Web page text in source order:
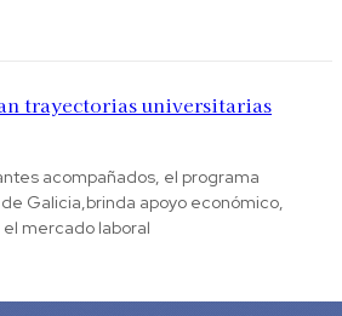
trayectorias universitarias
acompañados, el programa
Galicia,brinda apoyo económico,
mercado laboral